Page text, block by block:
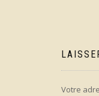
Votre